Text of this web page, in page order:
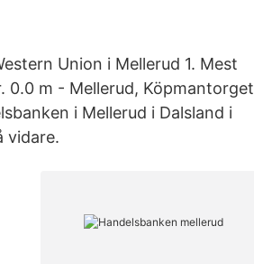
Union i Mellerud 1. Mest
0.0 m - Mellerud, Köpmantorget
i Mellerud i Dalsland i
vidare.